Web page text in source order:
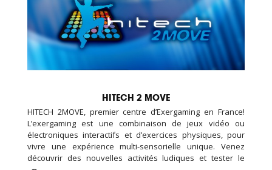
HITECH 2 MOVE
HITECH 2MOVE, premier centre d’Exergaming en France!
L’exergaming est une combinaison de jeux vidéo ou
électroniques interactifs et d’exercices physiques, pour
vivre une expérience multi-sensorielle unique. Venez
découvrir des nouvelles activités ludiques et tester le